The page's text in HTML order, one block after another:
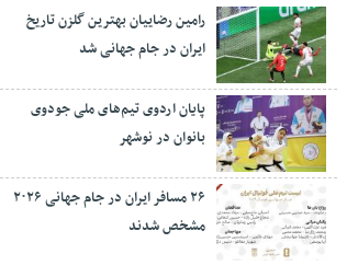
رامین رضاییان بهترین گلزن تاریخ
ایران در جام جهانی شد
پایان اردوی تیم‌های ملی جودوی
بانوان در نوشهر
۲۶ مسافر ایران در جام جهانی ۲۰۲۶
مشخص شدند